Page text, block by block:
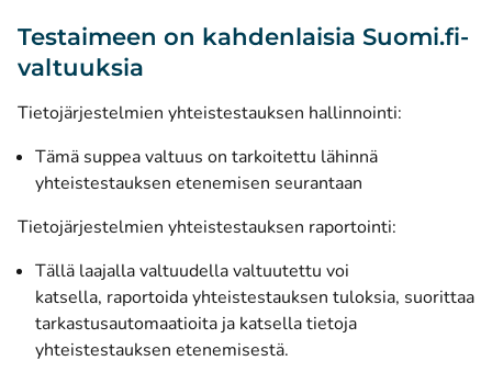
Testaimeen on kahdenlaisia Suomi.fi-
valtuuksia
Tietojärjestelmien yhteistestauksen hallinnointi:
Tämä suppea valtuus on tarkoitettu lähinnä
yhteistestauksen etenemisen seurantaan
Tietojärjestelmien yhteistestauksen raportointi:
Tällä laajalla valtuudella valtuutettu voi
katsella, raportoida yhteistestauksen tuloksia, suorittaa
tarkastusautomaatioita ja katsella tietoja
yhteistestauksen etenemisestä.